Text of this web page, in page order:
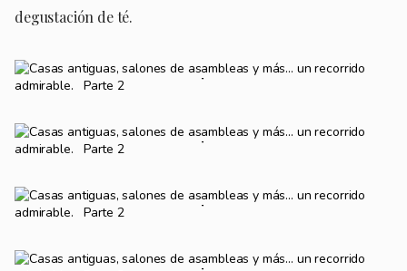
degustación de té.